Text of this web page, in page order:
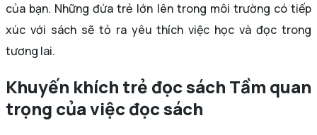
của bạn. Những đứa trẻ lớn lên trong môi trường có tiếp
xúc với sách sẽ tỏ ra yêu thích việc học và đọc trong
tương lai.
Khuyến khích trẻ đọc sách Tầm quan
trọng của việc đọc sách